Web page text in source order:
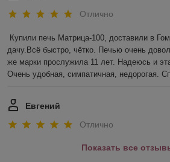
Отлично
Купили печь Матрица-100, доставили в
дачу.Всё быстро, чётко. Печью очень
же марки прослужила 11 лет. Надеюсь и
Очень удобная, симпатичная, недорогая.
Евгений
Отлично
Показать все